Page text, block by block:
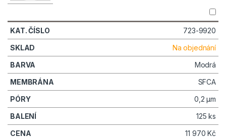
723-9920
Na objednání
Modrá
SFCA
0,2 µm
125 ks
11 970Kč